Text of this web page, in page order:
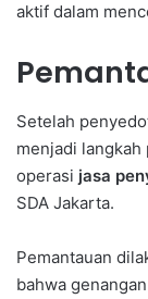
aktif dalam
Setelah
menjadi
operasi jasa
SDA Jakarta.
Pemantauan
bahwa